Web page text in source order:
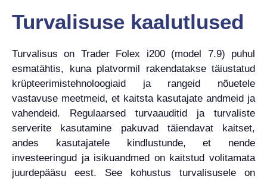
Turvalisuse kaalutlused
Turvalisus on Trader Folex i200 (model 7.9) puhul
esmatähtis, kuna platvormil rakendatakse täiustatud
krüpteerimistehnoloogiaid ja rangeid nõuetele
vastavuse meetmeid, et kaitsta kasutajate andmeid ja
vahendeid. Regulaarsed turvaauditid ja turvaliste
serverite kasutamine pakuvad täiendavat kaitset,
andes kasutajatele kindlustunde, et nende
investeeringud ja isikuandmed on kaitstud volitamata
juurdepääsu eest. See kohustus turvalisusele on